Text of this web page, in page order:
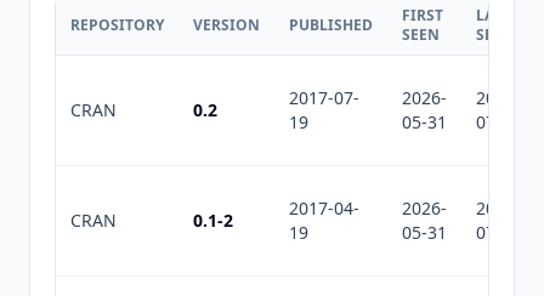
REPOSITORY VERSION PUBLISHED
FIRST
SEEN
LAST
SEEN
CRAN 0.2
2017-07-
19
2026-
05-31
2026-
07-30
CRAN 0.1-2
2017-04-
19
2026-
05-31
2026-
07-30